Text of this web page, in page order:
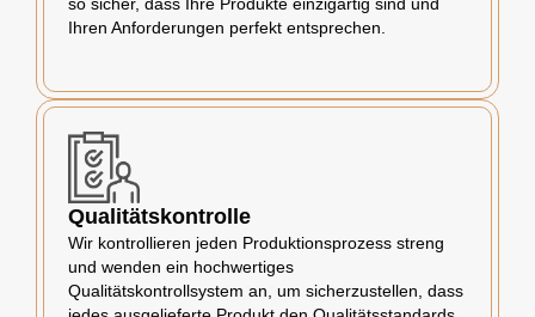
Ihren Anforderungen perfekt entsprechen.
Qualitätskontrolle
Wir kontrollieren jeden Produktionsprozess streng
und wenden ein hochwertiges
Qualitätskontrollsystem an, um sicherzustellen, dass